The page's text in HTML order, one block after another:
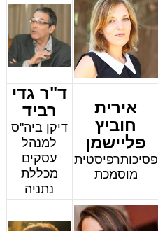
אירית
חוביץ
פליישמן
פסיכותרפיסטית
מוסמכת
ד"ר גדי
רביד
דיקן ביה"ס
למנהל
עסקים
מכללת
נתניה